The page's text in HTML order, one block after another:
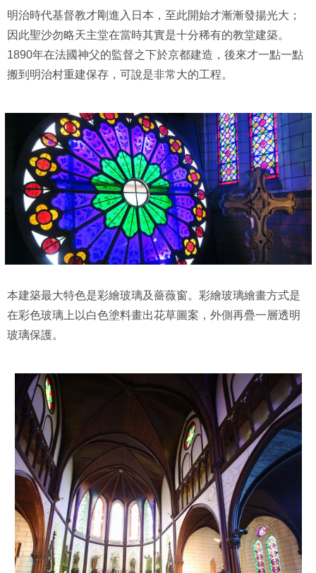
明治時代基督教才剛進入日本，至此開始才漸漸發揚光大；
因此聖沙勿略天主堂在當時其實是十分稀有的教堂建築。
1890年在法國神父的監督之下於京都建造，後來才一點一點
搬到明治村重建保存，可說是非常大的工程。
本建築最大特色是彩繪玻璃及薔薇窗。彩繪玻璃繪畫方式是
在彩色玻璃上以白色塗料畫出花草圖案，外側再疊一層透明
玻璃保護。